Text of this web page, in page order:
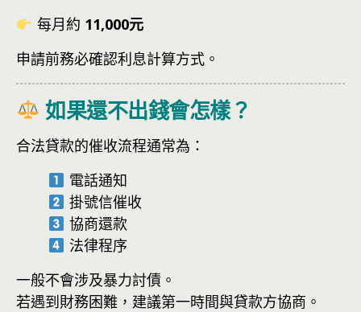
每月約 11,000元
申請前務必確認利息計算方式。
如果還不出錢會怎樣？
合法貸款的催收流程通常為：
電話通知
掛號信催收
協商還款
法律程序
一般不會涉及暴力討債。
若遇到財務困難，建議第一時間與貸款方協商。